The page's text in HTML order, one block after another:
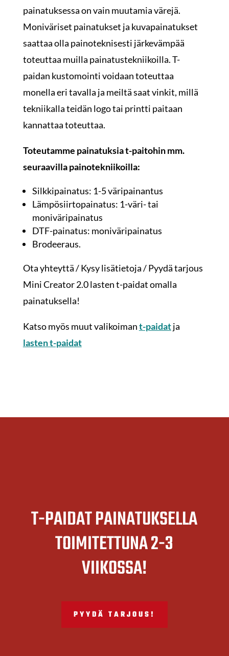
painatuksessa on vain muutamia värejä.
Moniväriset painatukset ja kuvapainatukset
saattaa olla painoteknisesti järkevämpää
toteuttaa muilla painatustekniikoilla. T-
paidan kustomointi voidaan toteuttaa
monella eri tavalla ja meiltä saat vinkit, millä
tekniikalla teidän logo tai printti paitaan
kannattaa toteuttaa.
Toteutamme painatuksia t-paitohin mm.
seuraavilla painotekniikoilla:
Silkkipainatus: 1-5 väripainantus
Lämpösiirtopainatus: 1-väri- tai
moniväripainatus
DTF-painatus: moniväripainatus
Brodeeraus.
Ota yhteyttä / Kysy lisätietoja / Pyydä tarjous
Mini Creator 2.0 lasten t-paidat omalla
painatuksella!
Katso myös muut valikoimant-paidatja
lasten t-paidat
T-PAIDAT PAINATUKSELLA
TOIMITETTUNA 2-3
VIIKOSSA!
PYYDÄ TARJOUS!